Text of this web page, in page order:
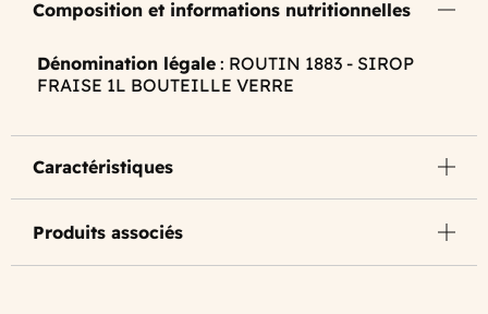
Composition et informations nutritionnelles
Dénomination légale : ROUTIN 1883 - SIROP
FRAISE 1L BOUTEILLE VERRE
Caractéristiques
Produits associés